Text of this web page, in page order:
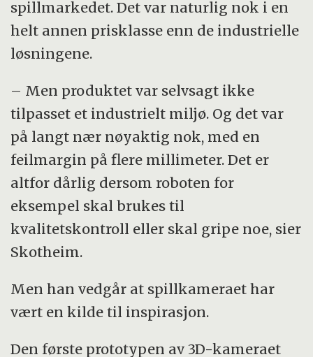
spillmarkedet. Det var naturlig nok i en
helt annen prisklasse enn de industrielle
løsningene.
– Men produktet var selvsagt ikke
tilpasset et industrielt miljø. Og det var
på langt nær nøyaktig nok, med en
feilmargin på flere millimeter. Det er
altfor dårlig dersom roboten for
eksempel skal brukes til
kvalitetskontroll eller skal gripe noe, sier
Skotheim.
Men han vedgår at spillkameraet har
vært en kilde til inspirasjon.
Den første prototypen av 3D-kameraet